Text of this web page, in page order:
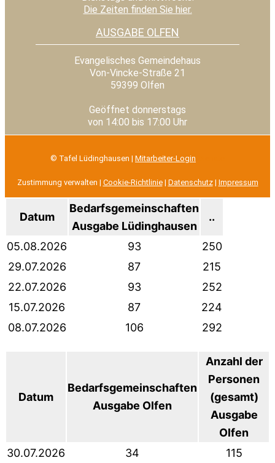
Die Zeiten finden Sie hier.
AUSGABE OLFEN
Evangelisches Gemeindehaus
Von-Vincke-Straße 21
59399 Olfen
Geöffnet donnerstags
von 14:00 bis 17:00 Uhr
© Tafel Lüdinghausen | Mitarbeiter-Login
Zustimmung verwalten | Cookie-Richtlinie| Datenschutz| Impressum
Datum
Bedarfsgemeinschaften
Ausgabe Lüdinghausen
..
05.08.2026 93
250
29.07.2026
87
215
22.07.2026
93
252
15.07.2026
87
224
08.07.2026
106 292
Datum
Bedarfsgemeinschaften
Ausgabe Olfen
Anzahl der
Personen
(gesamt)
Ausgabe
Olfen
30.07.2026
34 115